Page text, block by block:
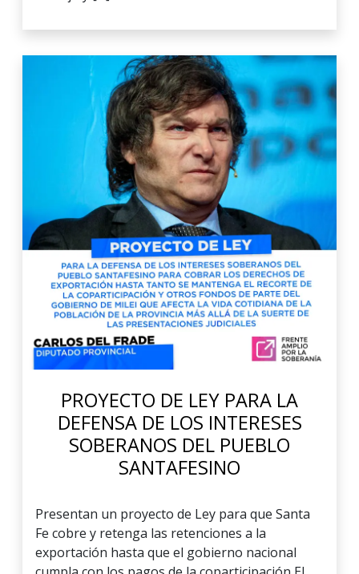
PROYECTO DE LEY PARA LA
DEFENSA DE LOS INTERESES
SOBERANOS DEL PUEBLO
SANTAFESINO
Presentan un proyecto de Ley para que Santa
Fe cobre y retenga las retenciones a la
exportación hasta que el gobierno nacional